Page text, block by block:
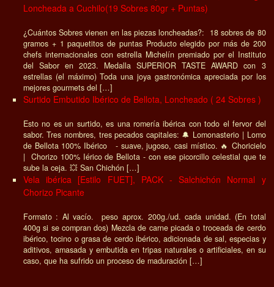
Loncheada a Cuchilo(19 Sobres 80gr + Puntas)
¿Cuántos Sobres vienen en las piezas loncheadas?: 18 sobres de 80
gramos + 1 paquetitos de puntas Producto elegido por más de 200
chefs internacionales con estrella Michelín premiado por el Instituto
del Sabor en 2023. Medalla SUPERIOR TASTE AWARD con 3
estrellas (el máximo) Toda una joya gastronómica apreciada por los
mejores gourmets del […]
Surtido Embutido Ibérico de Bellota, Loncheado ( 24 Sobres )
Esto no es un surtido, es una romería ibérica con todo el fervor del
sabor. Tres nombres, tres pecados capitales: 🔔 Lomonasterio | Lomo
de Bellota 100% Ibérico - suave, jugoso, casi místico. 🔥 Choricielo
| Chorizo 100% Iérico de Bellota - con ese picorcillo celestial que te
sube la ceja. 💥 San Chichón […]
Vela ibérica [Estilo FUET], PACK - Salchichón Normal y
Chorizo Picante
Formato : Al vacío. peso aprox. 200g./ud. cada unidad. (En total
400g si se compran dos) Mezcla de carne picada o troceada de cerdo
ibérico, tocino o grasa de cerdo ibérico, adicionada de sal, especias y
aditivos, amasada y embutida en tripas naturales o artificiales, en su
caso, que ha sufrido un proceso de maduración […]